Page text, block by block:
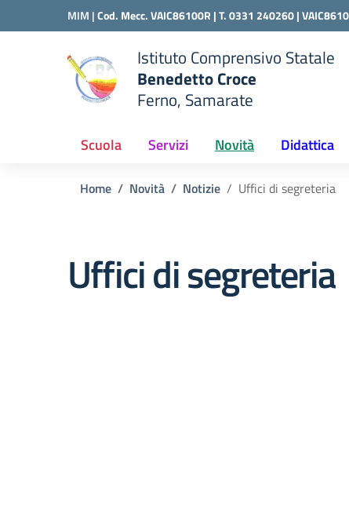
Vai ai contenuti
Vai al menu di navigazione
MIM |Cod. Mecc. VAIC86100R | T. 0331 240260 |
scuola
Istituto Comprensivo Statale
Benedetto Croce
Ferno, Samarate
Scuola Servizi Novità Didattica
Home Novità Notizie Uffici di segreteria
Uffici di segreteria